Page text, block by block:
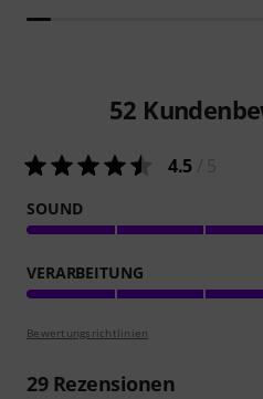
52
4.5
SOUND
VERARBEITUNG
Bewertungsrichtlinien
29Rezensionen